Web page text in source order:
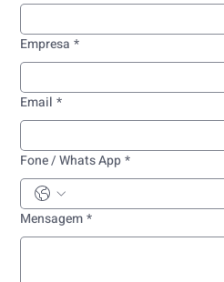
Empresa *
Email *
Fone / Whats App *
Mensagem *